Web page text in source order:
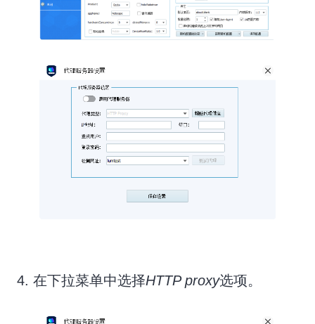
4. 在下拉菜单中选择HTTP proxy选项。